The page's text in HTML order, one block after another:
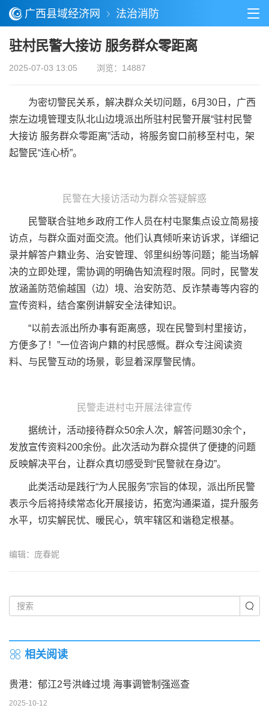
广西县域经济网 法治消防
驻村民警大接访 服务群众零距离
2025-07-03 13:05 浏览：14887
为密切警民关系，解决群众关切问题，6月30日，广西
崇左边境管理支队北山边境派出所驻村民警开展“驻村民警
大接访 服务群众零距离”活动，将服务窗口前移至村屯，架
起警民“连心桥”。
民警在大接访活动为群众答疑解惑
民警联合驻地乡政府工作人员在村屯聚集点设立简易接
访点，与群众面对面交流。他们认真倾听来访诉求，详细记
录并解答户籍业务、治安管理、邻里纠纷等问题；能当场解
决的立即处理，需协调的明确告知流程时限。同时，民警发
放涵盖防范偷越国（边）境、治安防范、反诈禁毒等内容的
宣传资料，结合案例讲解安全法律知识。
“以前去派出所办事有距离感，现在民警到村里接访，
方便多了！”一位咨询户籍的村民感慨。群众专注阅读资
料、与民警互动的场景，彰显着深厚警民情。
民警走进村屯开展法律宣传
据统计，活动接待群众50余人次，解答问题30余个，
发放宣传资料200余份。此次活动为群众提供了便捷的问题
反映解决平台，让群众真切感受到“民警就在身边”。
此类活动是践行“为人民服务”宗旨的体现，派出所民警
表示今后将持续常态化开展接访，拓宽沟通渠道，提升服务
水平，切实解民忧、暖民心，筑牢辖区和谐稳定根基。
编辑：庞春妮
相关阅读
贵港：郁江2号洪峰过境 海事调管制强巡查
2025-10-12